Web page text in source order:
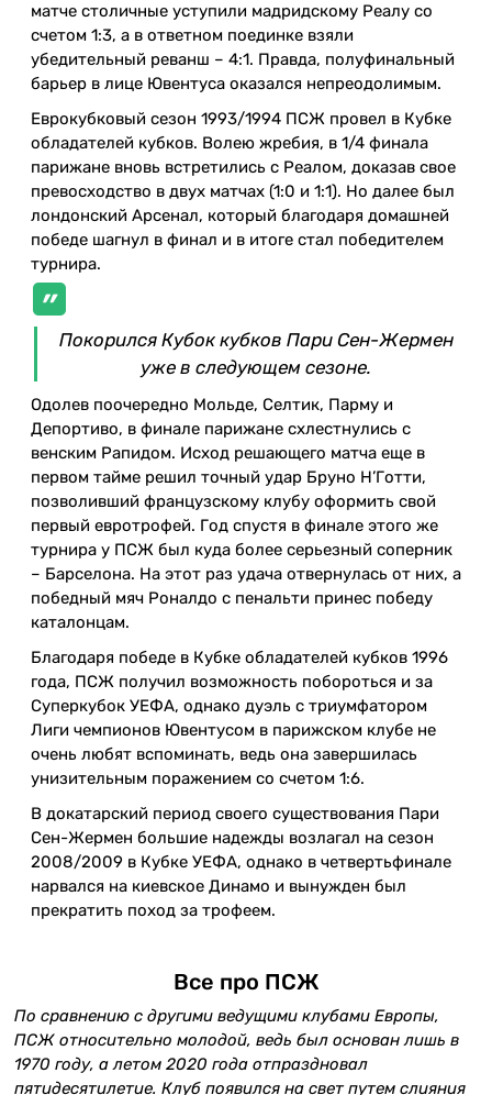
матче столичные уступили мадридскому Реалу со
счетом 1:3, а в ответном поединке взяли
убедительный реванш – 4:1. Правда, полуфинальный
барьер в лице Ювентуса оказался непреодолимым.
Еврокубковый сезон 1993/1994 ПСЖ провел в Кубке
обладателей кубков. Волею жребия, в 1/4 финала
парижане вновь встретились с Реалом, доказав свое
превосходство в двух матчах (1:0 и 1:1). Но далее был
лондонский Арсенал, который благодаря домашней
победе шагнул в финал и в итоге стал победителем
турнира.
Покорился Кубок кубков Пари Сен-Жермен
уже в следующем сезоне.
Одолев поочередно Мольде, Селтик, Парму и
Депортиво, в финале парижане схлестнулись с
венским Рапидом. Исход решающего матча еще в
первом тайме решил точный удар Бруно Н’Готти,
позволивший французскому клубу оформить свой
первый евротрофей. Год спустя в финале этого же
турнира у ПСЖ был куда более серьезный соперник
– Барселона. На этот раз удача отвернулась от них, а
победный мяч Роналдо с пенальти принес победу
каталонцам.
Благодаря победе в Кубке обладателей кубков 1996
года, ПСЖ получил возможность побороться и за
Суперкубок УЕФА, однако дуэль с триумфатором
Лиги чемпионов Ювентусом в парижском клубе не
очень любят вспоминать, ведь она завершилась
унизительным поражением со счетом 1:6.
В докатарский период своего существования Пари
Сен-Жермен большие надежды возлагал на сезон
2008/2009 в Кубке УЕФА, однако в четвертьфинале
нарвался на киевское Динамо и вынужден был
прекратить поход за трофеем.
Все про ПСЖ
По сравнению с другими ведущими клубами Европы,
ПСЖ относительно молодой, ведь был основан лишь в
1970 году, а летом 2020 года отпраздновал
пятидесятилетие. Клуб появился на свет путем слияния